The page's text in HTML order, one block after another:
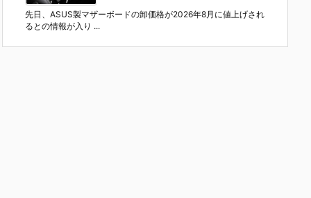
先日、ASUS製マザーボードの卸価格が2026年8月に値上げされ
るとの情報が入り ...